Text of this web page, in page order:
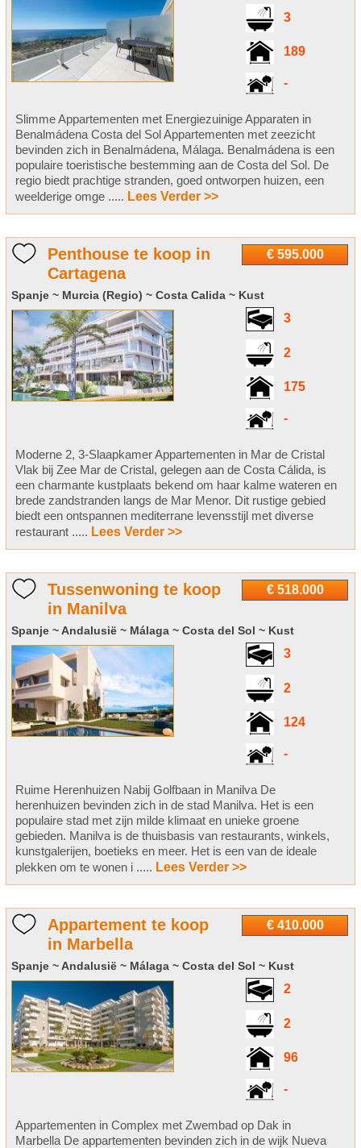
3
189
-
Slimme Appartementen met Energiezuinige Apparaten in
Benalmádena Costa del Sol Appartementen met zeezicht
bevinden zich in Benalmádena, Málaga. Benalmádena is een
populaire toeristische bestemming aan de Costa del Sol. De
regio biedt prachtige stranden, goed ontworpen huizen, een
weelderige omge ..... Lees Verder >>
€ 595.000
Penthouse te koop in
Cartagena
Spanje ~ Murcia (Regio) ~ Costa Calida ~ Kust
3
2
175
-
Moderne 2, 3-Slaapkamer Appartementen in Mar de Cristal
Vlak bij Zee Mar de Cristal, gelegen aan de Costa Cálida, is
een charmante kustplaats bekend om haar kalme wateren en
brede zandstranden langs de Mar Menor. Dit rustige gebied
biedt een ontspannen mediterrane levensstijl met diverse
restaurant ..... Lees Verder >>
€ 518.000
Tussenwoning te koop
in Manilva
Spanje ~ Andalusië ~ Málaga ~ Costa del Sol ~ Kust
3
2
124
-
Ruime Herenhuizen Nabij Golfbaan in Manilva De
herenhuizen bevinden zich in de stad Manilva. Het is een
populaire stad met zijn milde klimaat en unieke groene
gebieden. Manilva is de thuisbasis van restaurants, winkels,
kunstgalerijen, boetieks en meer. Het is een van de ideale
plekken om te wonen i ..... Lees Verder >>
€ 410.000
Appartement te koop
in Marbella
Spanje ~ Andalusië ~ Málaga ~ Costa del Sol ~ Kust
2
2
96
-
Appartementen in Complex met Zwembad op Dak in
Marbella De appartementen bevinden zich in de wijk Nueva